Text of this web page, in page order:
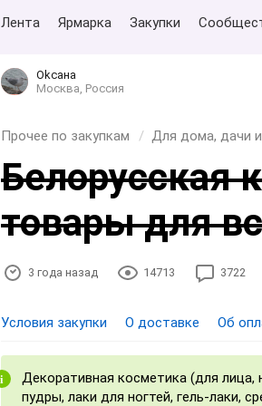
Лента Ярмарка Закупки
Оkсана
Москва, Россия
Прочее по закупкам Для дома, дачи
Белорусская
товары для
3 года назад 14713 3722
Условия закупки О доставке Об
Декоративная косметика (для лица,
пудры, лаки для ногтей, гель-лаки,